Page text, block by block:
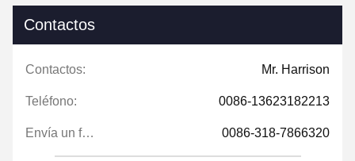
Contactos
Contactos: Mr. Harrison
Teléfono: 0086-13623182213
Envía un fax.: 0086-318-7866320